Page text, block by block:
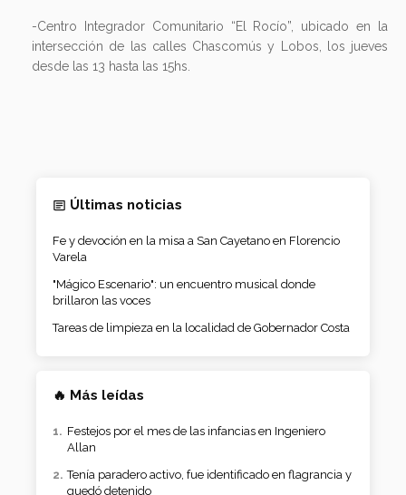
-Centro Integrador Comunitario “El Rocío”, ubicado en la
intersección de las calles Chascomús y Lobos, los jueves
desde las 13 hasta las 15hs.
Últimas noticias
Fe y devoción en la misa a San Cayetano en Florencio
Varela
"Mágico Escenario": un encuentro musical donde
brillaron las voces
Tareas de limpieza en la localidad de Gobernador Costa
🔥 Más leídas
Festejos por el mes de las infancias en Ingeniero
Allan
Tenía paradero activo, fue identificado en flagrancia y
quedó detenido